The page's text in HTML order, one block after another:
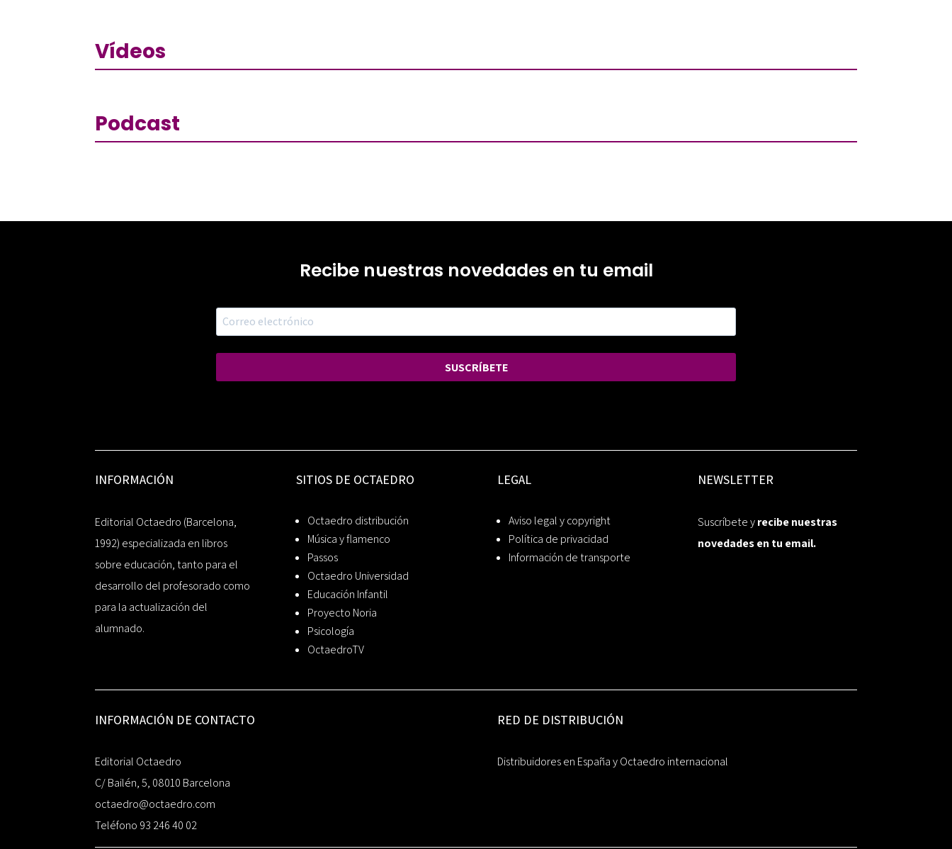
Vídeos
Podcast
Recibe nuestras novedades en tu email
SUSCRÍBETE
INFORMACIÓN
Editorial Octaedro (Barcelona,
1992) especializada en libros
sobre educación, tanto para el
desarrollo del profesorado como
para la actualización del
alumnado.
SITIOS DE OCTAEDRO
Octaedro distribución
Música y flamenco
Passos
Octaedro Universidad
Educación Infantil
Proyecto Noria
Psicología
OctaedroTV
LEGAL
Aviso legal y copyright
Política de privacidad
Información de transporte
NEWSLETTER
Suscríbete yrecibe nuestras
novedades en tu email.
INFORMACIÓN DE CONTACTO
Editorial Octaedro
C/ Bailén, 5, 08010 Barcelona
octaedro@octaedro.com
Teléfono 93 246 40 02
RED DE DISTRIBUCIÓN
Distribuidores en España y Octaedro internacional